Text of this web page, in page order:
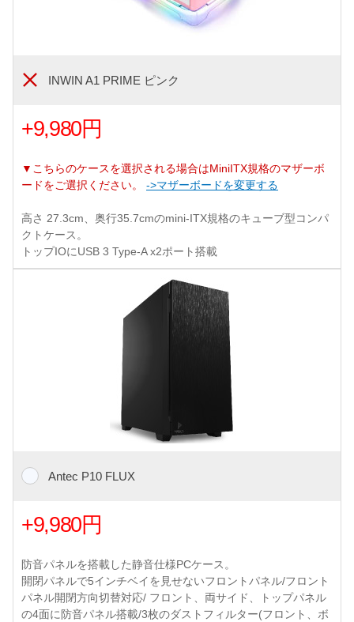
INWIN A1 PRIME ピンク
+9,980円
▼こちらのケースを選択される場合はMiniITX規格のマザーボ
ードをご選択ください。 ->マザーボードを変更する
高さ 27.3cm、奥行35.7cmのmini-ITX規格のキューブ型コンパ
クトケース。
トップIOにUSB 3 Type-A x2ポート搭載
Antec P10 FLUX
+9,980円
防音パネルを搭載した静音仕様PCケース。
開閉パネルで5インチベイを見せないフロントパネル/フロント
パネル開閉方向切替対応/ フロント、両サイド、トップパネル
の4面に防音パネル搭載/3枚のダストフィルター(フロント、ボ